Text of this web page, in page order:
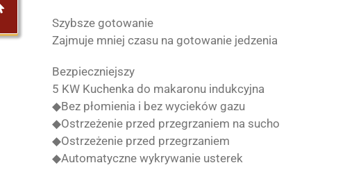
Szybsze gotowanie
Zajmuje mniej czasu na gotowanie jedzenia
Bezpieczniejszy
5 KW Kuchenka do makaronu indukcyjna
◆Bez płomienia i bez wycieków gazu
◆Ostrzeżenie przed przegrzaniem na sucho
◆Ostrzeżenie przed przegrzaniem
◆Automatyczne wykrywanie usterek